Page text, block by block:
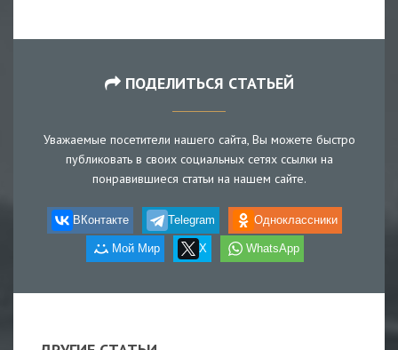
ПОДЕЛИТЬСЯ СТАТЬЕЙ
Уважаемые посетители нашего сайта, Вы можете быстро
публиковать в своих социальных сетях ссылки на
понравившиеся статьи на нашем сайте.
ВКонтакте Telegram Одноклассники
Мой Мир X WhatsApp